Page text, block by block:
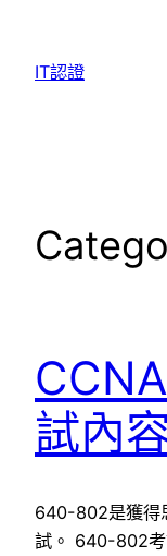
content
IT認證
試內
640-802是獲得
試。 640-802考